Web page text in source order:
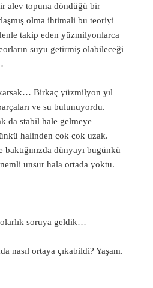
alev topuna döndüğü bir
olma ihtimali bu teoriyi
takip eden yüzmilyonlarca
suyu getirmiş olabileceği
Birkaç yüzmilyon yıl
ve su bulunuyordu.
da stabil hale gelmeye
halinden çok çok uzak.
dünyayı bugünkü
unsur hala ortada yoktu.
soruya geldik…
nasıl ortaya çıkabildi? Yaşam.